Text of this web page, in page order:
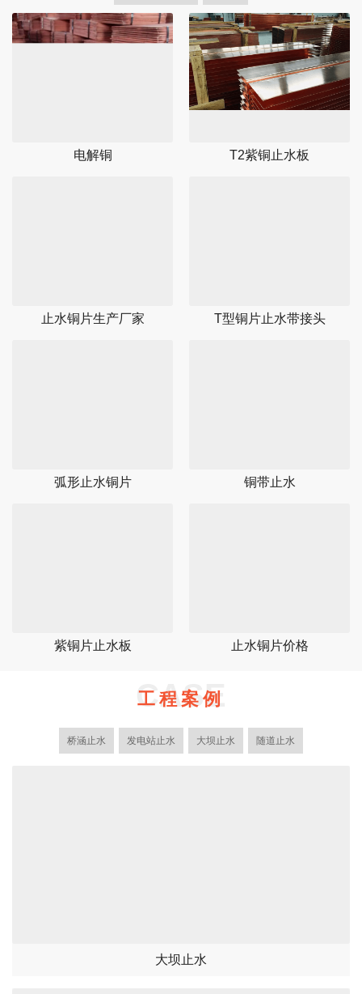
电解铜 T2紫铜止水板
止水铜片生产厂家 T型铜片止水带接头
弧形止水铜片 铜带止水
紫铜片止水板 止水铜片价格
CASE
工程案例
桥涵止水 发电站止水 大坝止水 随道止水
大坝止水